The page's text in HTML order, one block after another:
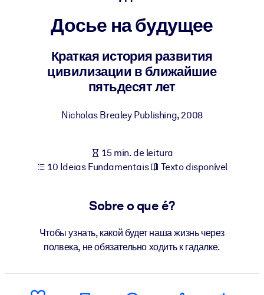
Para LMS/LXP
Leve conhecimento verificado e conciso para seu LMS/LXP para
resultados de aprendizagem mais sólidos.
Para sistemas de IA
Досье на будущее
Краткая история развития
цивилизации в ближайшие
пятьдесят лет
Nicholas Brealey Publishing,2008
15 min. de leitura
10 Ideias Fundamentais
Texto disponível
Sobre o que é?
Чтобы узнать, какой будет наша жизнь через
полвека, не обязательно ходить к гадалке.